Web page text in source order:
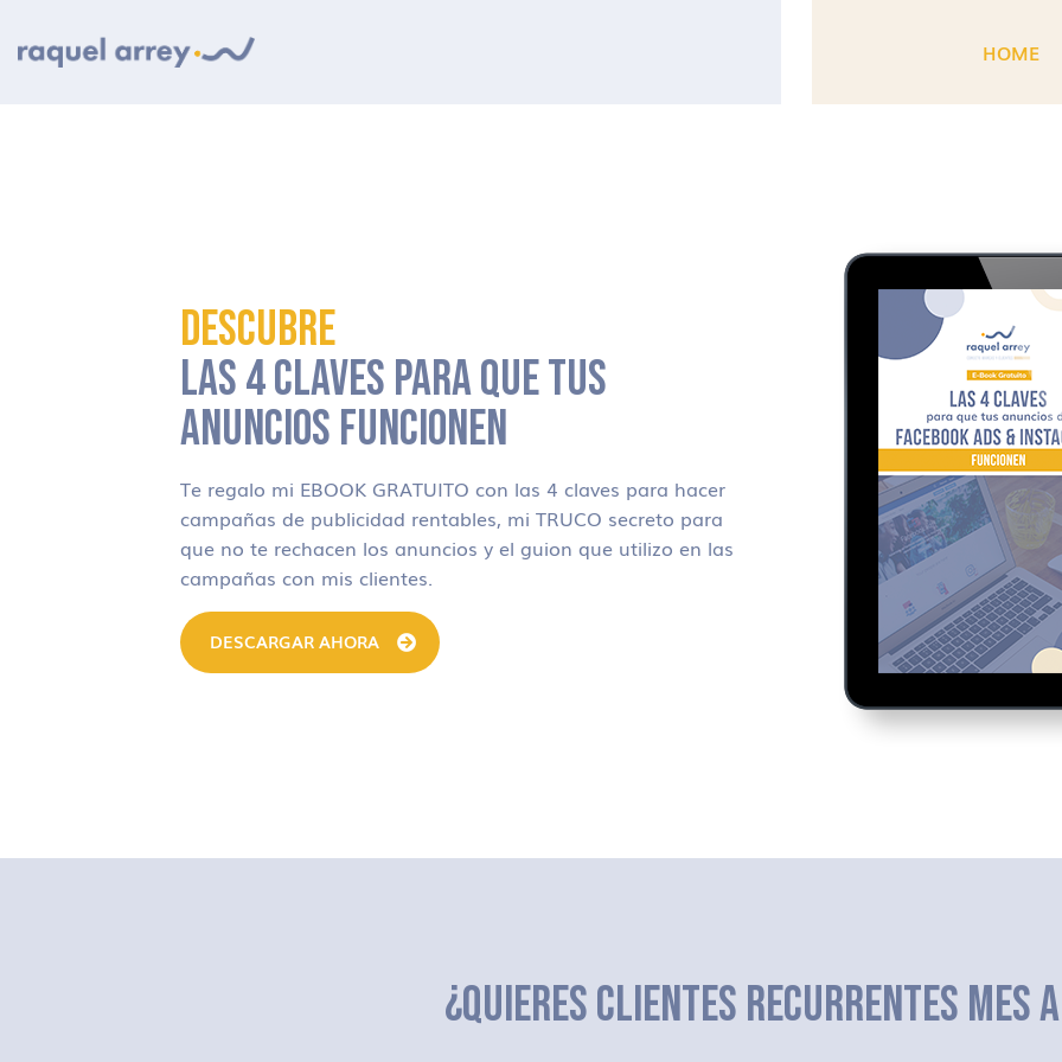
HOME
DESCUBRE
LAS 4 CLAVES PARA QUE TUS
ANUNCIOS FUNCIONEN
Te regalo mi EBOOK GRATUITO con las 4 claves para hacer
campañas de publicidad rentables, mi TRUCO secreto para
que no te rechacen los anuncios y el guion que utilizo en las
campañas con mis clientes.
DESCARGAR AHORA
¿QUIERES CLIENTES RECURRENTES MES